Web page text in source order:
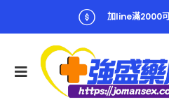
加line滿2000